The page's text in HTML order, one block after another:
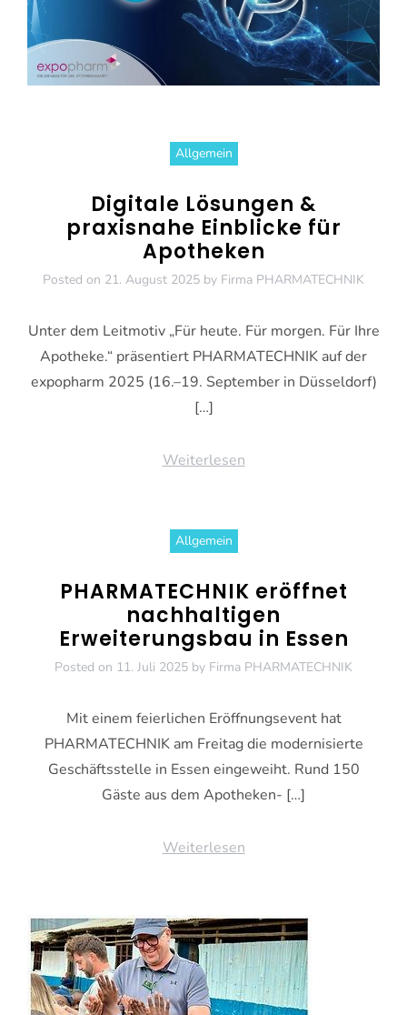
Allgemein
Digitale Lösungen &
praxisnahe Einblicke für
Apotheken
Posted on 21. August 2025 by Firma PHARMATECHNIK
Unter dem Leitmotiv „Für heute. Für morgen. Für Ihre
Apotheke.“ präsentiert PHARMATECHNIK auf der
expopharm 2025 (16.–19. September in Düsseldorf)
[…]
Weiterlesen
Allgemein
PHARMATECHNIK eröffnet
nachhaltigen
Erweiterungsbau in Essen
Posted on 11. Juli 2025 by Firma PHARMATECHNIK
Mit einem feierlichen Eröffnungsevent hat
PHARMATECHNIK am Freitag die modernisierte
Geschäftsstelle in Essen eingeweiht. Rund 150
Gäste aus dem Apotheken- […]
Weiterlesen